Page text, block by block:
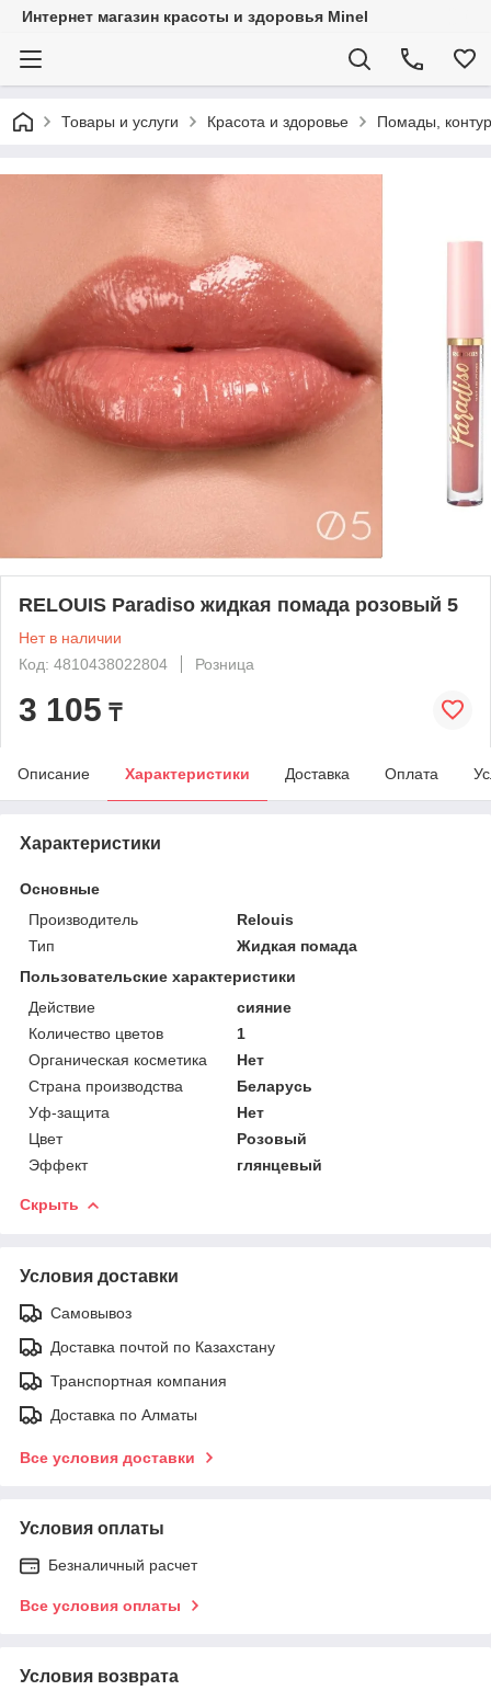
Интернет магазин красоты и здоровья Minel
Товары и услуги Красота и здоровье Помады,
RELOUIS Paradiso жидкая помада розовый 5
Нет в наличии
Код: 4810438022804
Розница
3 105 ₸
Описание Характеристики Доставка Оплата
Характеристики
Основные
Производитель
Relouis
Тип
Жидкая помада
Пользовательские характеристики
Действие
сияние
Количество цветов
1
Органическая косметика
Нет
Страна производства
Беларусь
Уф-защита
Нет
Цвет
Розовый
Эффект
глянцевый
Скрыть
Условия доставки
Самовывоз
Доставка почтой по Казахстану
Транспортная компания
Доставка по Алматы
Все условия доставки
Условия оплаты
Безналичный расчет
Все условия оплаты
Условия возврата